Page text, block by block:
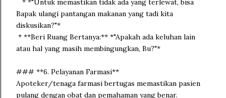
* *"Untuk memastikan tidak ada yang terlewat, bisa
Bapak ulangi pantangan makanan yang tadi kita
diskusikan?"*
* **Beri Ruang Bertanya:** *"Apakah ada keluhan lain
atau hal yang masih membingungkan, Bu?"*
### **6. Pelayanan Farmasi**
Apoteker/tenaga farmasi bertugas memastikan pasien
pulang dengan obat dan pemahaman yang benar.